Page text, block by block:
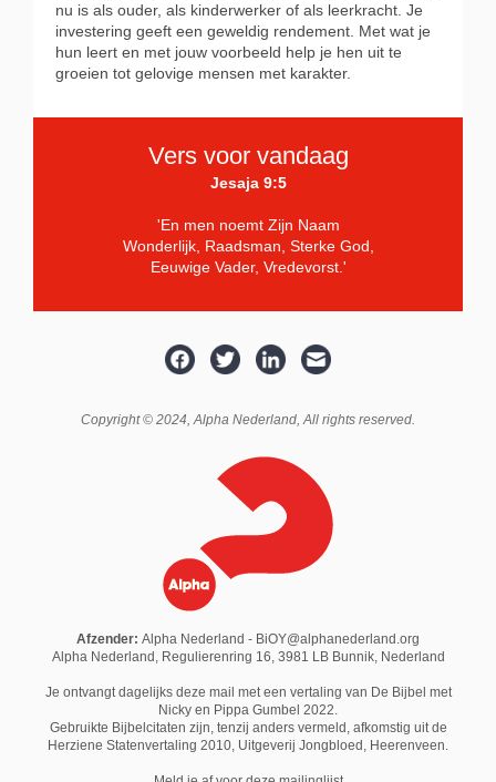
nu is als ouder, als kinderwerker of als leerkracht. Je
investering geeft een geweldig rendement. Met wat je
hun leert en met jouw voorbeeld help je hen uit te
groeien tot gelovige mensen met karakter.
Vers voor vandaag
Jesaja 9:5
'En men noemt Zijn Naam
Wonderlijk, Raadsman, Sterke God,
Eeuwige Vader, Vredevorst.'
Copyright © 2024,Alpha Nederland, All rights reserved.
Afzender: Alpha Nederland - BiOY@alphanederland.org
Alpha Nederland, Regulierenring 16, 3981 LB Bunnik, Nederland
Je ontvangt dagelijks deze mail met een vertaling van De Bijbel met
Nicky en Pippa Gumbel 2022.
Gebruikte Bijbelcitaten zijn, tenzij anders vermeld, afkomstig uit de
Herziene Statenvertaling 2010, Uitgeverij Jongbloed , Heerenveen.